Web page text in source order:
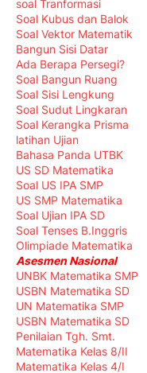
soal Tranformasi
Soal Kubus dan Balok
Soal Vektor Matematik
Bangun Sisi Datar
Ada Berapa Persegi?
Soal Bangun Ruang
Soal Sisi Lengkung
Soal Sudut Lingkaran
Soal Kerangka Prisma
latihan Ujian
Bahasa Panda UTBK
US SD Matematika
Soal US IPA SMP
US SMP Matematika
Soal Ujian IPA SD
Soal Tenses B.Inggris
Olimpiade Matematika
Asesmen Nasional
UNBK Matematika SMP
USBN Matematika SD
UN Matematika SMP
USBN Matematika SD
Penilaian Tgh. Smt.
Matematika Kelas 8/II
Matematika Kelas 4/I